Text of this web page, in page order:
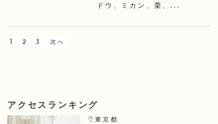
ドウ、ミカン、栗、...
2 3 次へ
アクセスランキング
東京都